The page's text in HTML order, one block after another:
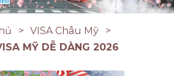
VISA Châu Mỹ
MỸ DỄ DÀNG 2026